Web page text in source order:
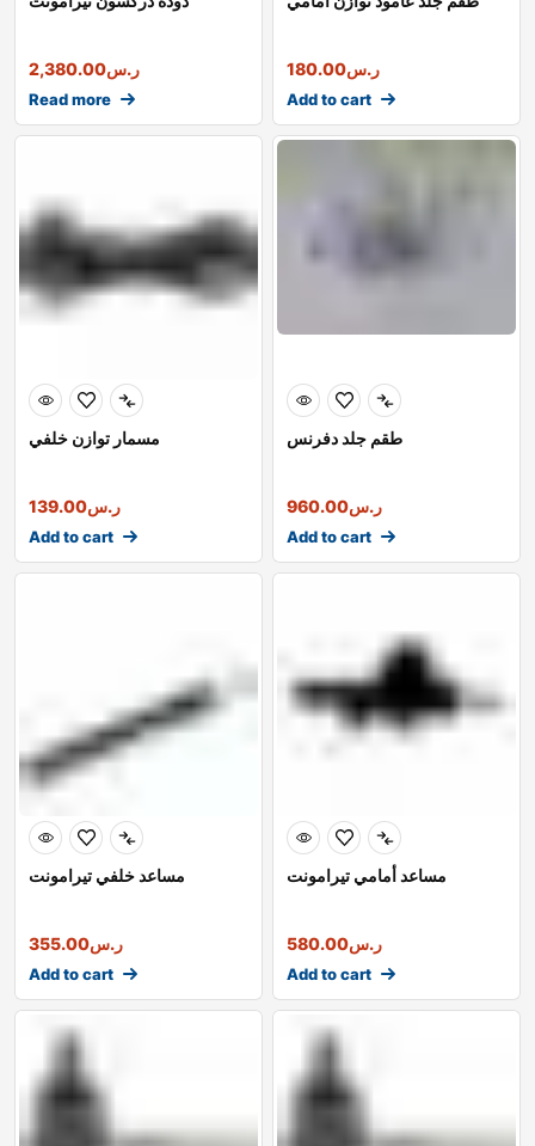
ر.س2,380.00
Read more
ر.س180.00
Add to cart
مسمار توازن خلفي
ر.س139.00
Add to cart
طقم جلد دفرنس
ر.س960.00
Add to cart
مساعد خلفي تيرامونت
ر.س355.00
Add to cart
مساعد أمامي تيرامونت
ر.س580.00
Add to cart